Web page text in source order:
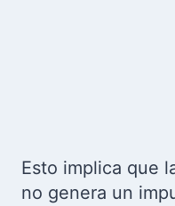
Esto implica que
no genera un